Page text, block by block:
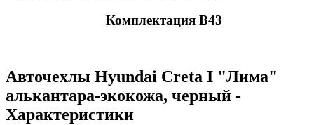
Комплектация В43
Авточехлы Hyundai Creta I "Лима"
алькантара-экокожа, черный -
Характеристики